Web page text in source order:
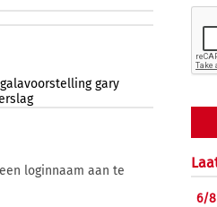
galavoorstelling gary
loginnaam aan te
6/8